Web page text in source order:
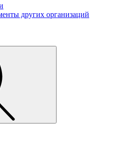
других организаций